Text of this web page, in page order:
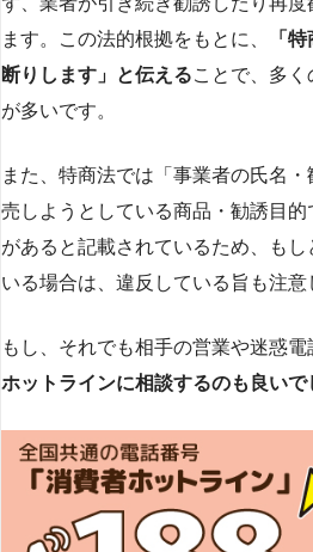
ます。この法的根拠をもとに、
「
断りします」と伝えることで、多く
が多いです​​。
また、特商法では「事業者の氏名
売しようとしている商品・勧誘目
があると記載されているため、も
いる場合は、違反している旨も注意
もし、それでも相手の営業や迷惑電
ホットラインに相談するのも良いで